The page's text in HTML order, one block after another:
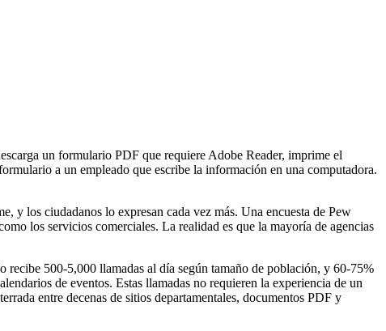
un formulario PDF que requiere Adobe Reader, imprime el
a un empleado que escribe la información en una computadora.
y los ciudadanos lo expresan cada vez más. Una encuesta de Pew
los servicios comerciales. La realidad es que la mayoría de agencias
500-5,000 llamadas al día según tamaño de población, y 60-75%
de eventos. Estas llamadas no requieren la experiencia de un
entre decenas de sitios departamentales, documentos PDF y